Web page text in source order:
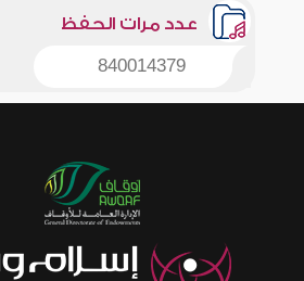
عدد مرات الحفظ
840014379